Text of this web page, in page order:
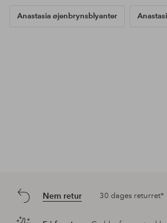
Anastasia øjenbrynsblyanter
Nem retur 30 dages returret*